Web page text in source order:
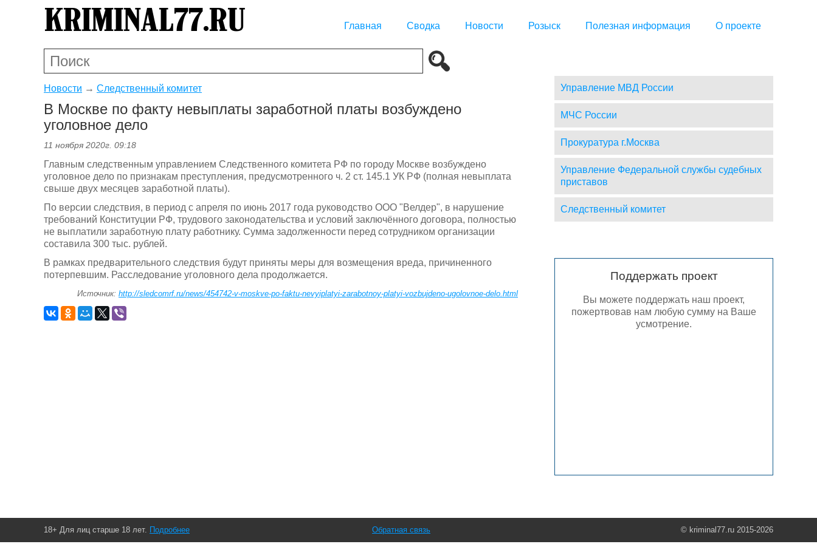
Главная Сводка Новости Розыск Полезная информация О проекте
Новости → Следственный комитет
В Москве по факту невыплаты заработной платы возбуждено
уголовное дело
11 ноября 2020г. 09:18
Главным следственным управлением Следственного комитета РФ по городу Москве возбуждено
уголовное дело по признакам преступления, предусмотренного ч. 2 ст. 145.1 УК РФ (полная невыплата
свыше двух месяцев заработной платы).
По версии следствия, в период с апреля по июнь 2017 года руководство ООО "Велдер", в нарушение
требований Конституции РФ, трудового законодательства и условий заключённого договора, полностью
не выплатили заработную плату работнику. Сумма задолженности перед сотрудником организации
составила 300 тыс. рублей.
В рамках предварительного следствия будут приняты меры для возмещения вреда, причиненного
потерпевшим. Расследование уголовного дела продолжается.
Источник: http://sledcomrf.ru/news/454742-v-moskve-po-faktu-nevyiplatyi-zarabotnoy-platyi-vozbujdeno-ugolovnoe-delo.html
Управление МВД России
МЧС России
Прокуратура г.Москва
Управление Федеральной службы судебных
приставов
Следственный комитет
Поддержать проект
Вы можете поддержать наш проект,
пожертвовав нам любую сумму на Ваше
усмотрение.
18+ Для лиц старше 18 лет. Подробнее © kriminal77.ru 2015-2026
Обратная связь